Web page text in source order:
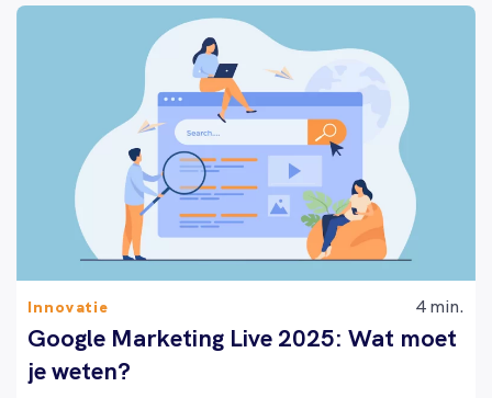
Innovatie 4 min.
Google Marketing Live 2025: Wat moet
je weten?